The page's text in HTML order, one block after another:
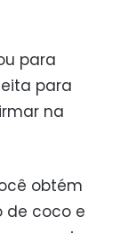
para
para
na
obtém
de coco e